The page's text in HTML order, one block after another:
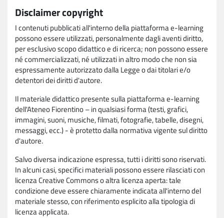
Disclaimer copyright
I contenuti pubblicati all'interno della piattaforma e-learning
possono essere utilizzati, personalmente dagli aventi diritto,
per esclusivo scopo didattico e di ricerca; non possono essere
né commercializzati, né utilizzati in altro modo che non sia
espressamente autorizzato dalla Legge o dai titolari e/o
detentori dei diritti d'autore.
Il materiale didattico presente sulla piattaforma e-learning
dell'Ateneo Fiorentino – in qualsiasi forma (testi, grafici,
immagini, suoni, musiche, filmati, fotografie, tabelle, disegni,
messaggi, ecc.) - è protetto dalla normativa vigente sul diritto
d'autore.
Salvo diversa indicazione espressa, tutti i diritti sono riservati.
In alcuni casi, specifici materiali possono essere rilasciati con
licenza Creative Commons o altra licenza aperta: tale
condizione deve essere chiaramente indicata all'interno del
materiale stesso, con riferimento esplicito alla tipologia di
licenza applicata.